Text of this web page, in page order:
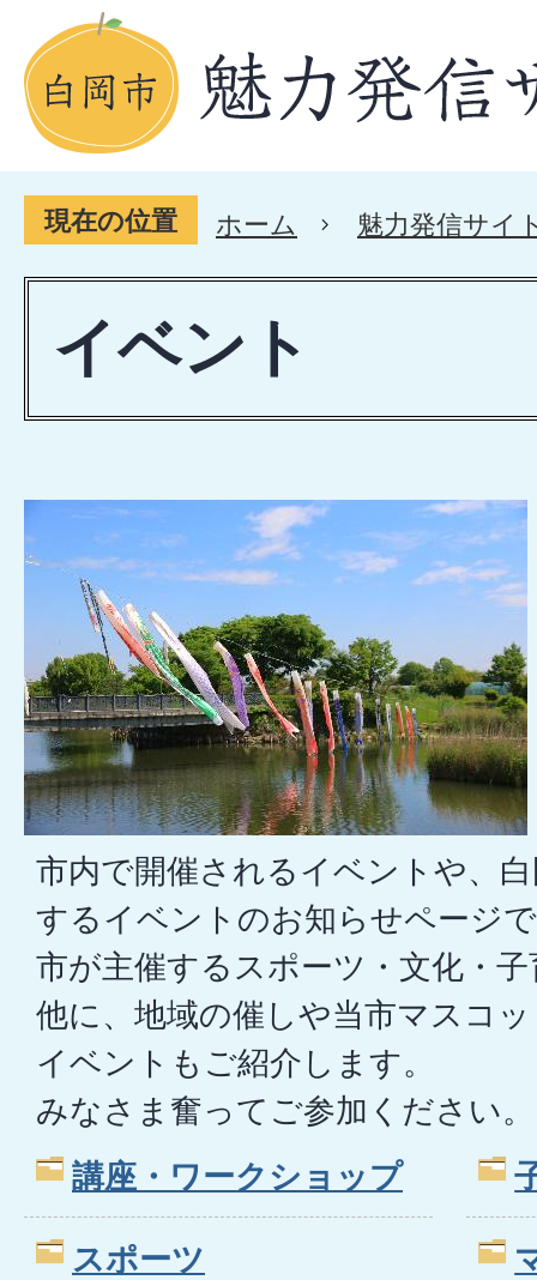
現在の位置 ホーム 魅力発信サイ
イベント
市内で開催されるイベントや、
するイベントのお知らせページ
市が主催するスポーツ・文化・
他に、地域の催しや当市マスコ
イベントもご紹介します。
みなさま奮ってご参加ください。
講座・ワークショップ
スポーツ